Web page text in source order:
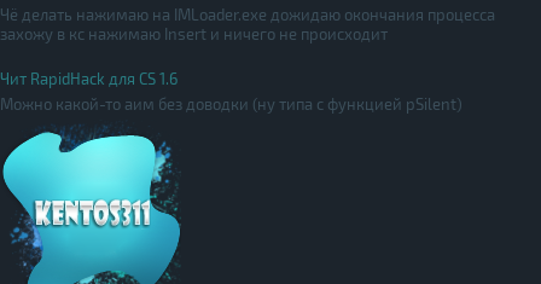
Чё делать нажимаю на IMLoader.exe дожидаю окончания процесса
захожу в кс нажимаю Insert и ничего не происходит
Чит RapidHack для CS 1.6
Можно какой-то аим без доводки (ну типа с функцией pSilent)